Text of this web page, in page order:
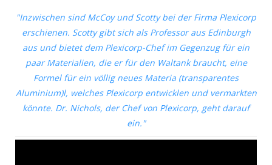
"Inzwischen sind McCoy und Scotty bei der Firma Plexicorp
erschienen. Scotty gibt sich als Professor aus Edinburgh
aus und bietet dem Plexicorp-Chef im Gegenzug für ein
paar Materialien, die er für den Waltank braucht, eine
Formel für ein völlig neues Materia (transparentes
Aluminium)l, welches Plexicorp entwicklen und vermarkten
könnte. Dr. Nichols, der Chef von Plexicorp, geht darauf
ein."